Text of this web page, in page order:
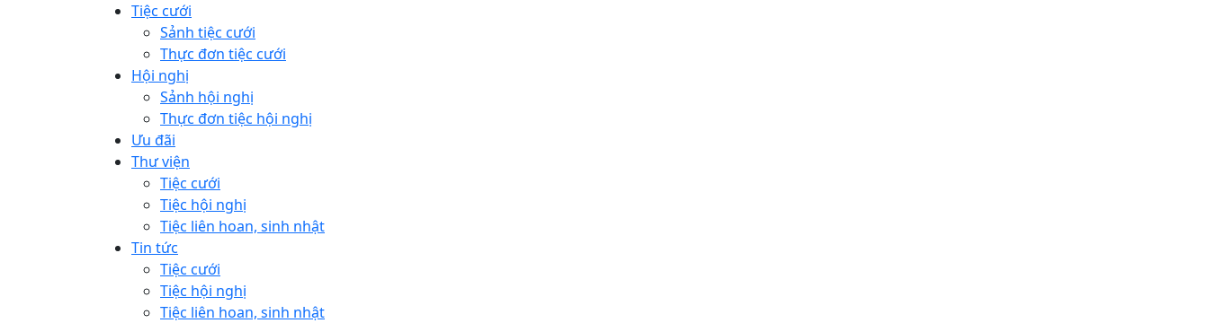
Tiệc cưới
Sảnh tiệc cưới
Thực đơn tiệc cưới
Hội nghị
Sảnh hội nghị
Thực đơn tiệc hội nghị
Ưu đãi
Thư viện
Tiệc cưới
Tiệc hội nghị
Tiệc liên hoan, sinh nhật
Tin tức
Tiệc cưới
Tiệc hội nghị
Tiệc liên hoan, sinh nhật